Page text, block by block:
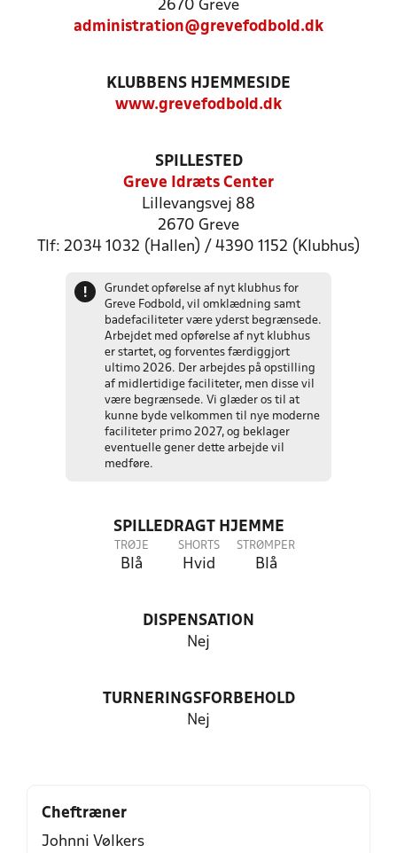
2670 Greve
administration@grevefodbold.dk
KLUBBENS HJEMMESIDE
www.grevefodbold.dk
SPILLESTED
Greve Idræts Center
Lillevangsvej 88
2670 Greve
Tlf: 2034 1032 (Hallen) / 4390 1152 (Klubhus)
!
Grundet opførelse af nyt klubhus for
Greve Fodbold, vil omklædning samt
badefaciliteter være yderst begrænsede.
Arbejdet med opførelse af nyt klubhus
er startet, og forventes færdiggjort
ultimo 2026. Der arbejdes på opstilling
af midlertidige faciliteter, men disse vil
være begrænsede. Vi glæder os til at
kunne byde velkommen til nye moderne
faciliteter primo 2027, og beklager
eventuelle gener dette arbejde vil
medføre.
SPILLEDRAGT HJEMME
TRØJE
Blå
SHORTS
Hvid
STRØMPER
Blå
DISPENSATION
Nej
TURNERINGSFORBEHOLD
Nej
Cheftræner
Johnni Vølkers